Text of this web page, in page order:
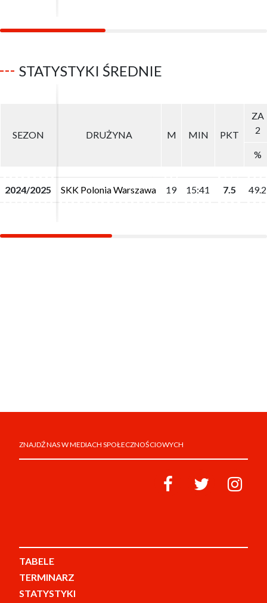
STATYSTYKI ŚREDNIE
SEZON DRUŻYNA M MIN PKT
ZA
2
%
2024/2025 SKK Polonia Warszawa 19 15:41 7.5 49.2
SEZON DRUŻYNA M MIN PKT
ZA
2
%
2024/2025 SKK Polonia Warszawa 19 15:41 7.5 49.2
ZNAJDŹ NAS W MEDIACH SPOŁECZNOŚCIOWYCH
TABELE
TERMINARZ
STATYSTYKI